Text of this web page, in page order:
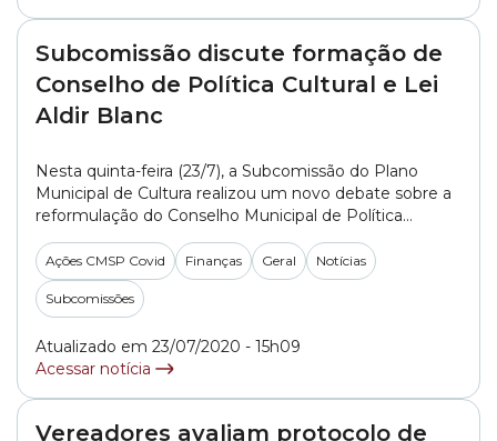
Subcomissão discute formação de
Conselho de Política Cultural e Lei
Aldir Blanc
Nesta quinta-feira (23/7), a Subcomissão do Plano
Municipal de Cultura realizou um novo debate sobre a
reformulação do Conselho Municipal de Política
Cultural, uma proposta que vem sendo construída
entre vereadores, ativistas e representantes de
movimentos do setor, além de uma discussão sobre
as ações que o município deve tomar com a liberação
Ações CMSP Covid Finanças Geral Notícias
Subcomissões
Atualizado em 23/07/2020 - 15h09
Acessar notícia
Vereadores avaliam protocolo de